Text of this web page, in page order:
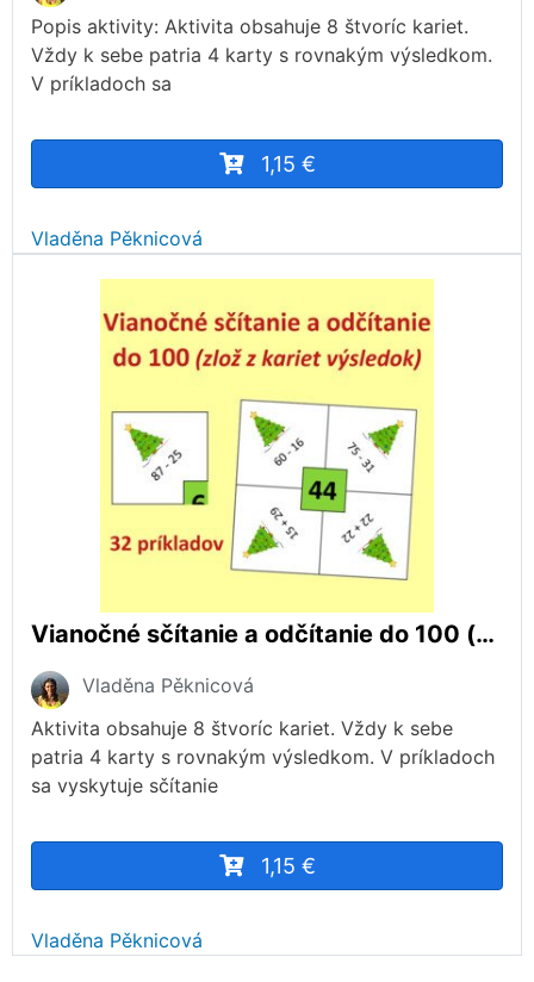
Popis aktivity: Aktivita obsahuje 8 štvoríc kariet.
Vždy k sebe patria 4 karty s rovnakým výsledkom.
V príkladoch sa
1,15 €
Vladěna Pěknicová
Vianočné sčítanie a odčítanie do 100 (zlož z kariet výsledok)
Vladěna Pěknicová
Aktivita obsahuje 8 štvoríc kariet. Vždy k sebe
patria 4 karty s rovnakým výsledkom. V príkladoch
sa vyskytuje sčítanie
1,15 €
Vladěna Pěknicová